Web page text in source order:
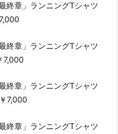
終章」ランニングTシャツ
終章」ランニングTシャツ
7,000
終章」ランニングTシャツ
7,000
終章」ランニングTシャツ